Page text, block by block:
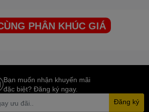
PHÂN KHÚC GIÁ
Bạn muốn nhận khuyến mãi
đặc biệt? Đăng ký ngay.
Đăng ký